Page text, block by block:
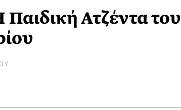
Παιδική Ατζέντα του